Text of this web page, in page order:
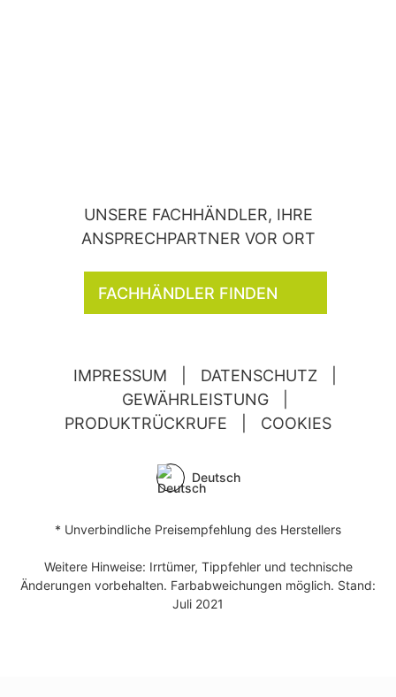
UNSERE FACHHÄNDLER, IHRE
ANSPRECHPARTNER VOR ORT
FACHHÄNDLER FINDEN
IMPRESSUM DATENSCHUTZ
GEWÄHRLEISTUNG
PRODUKTRÜCKRUFE
COOKIES
Deutsch
* Unverbindliche Preisempfehlung des Herstellers
Weitere Hinweise: Irrtümer, Tippfehler und technische
Änderungen vorbehalten. Farbabweichungen möglich. Stand:
Juli 2021